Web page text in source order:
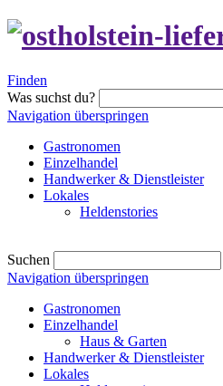
Finden
Was suchst du?
Navigation überspringen
Gastronomen
Einzelhandel
Handwerker & Dienstleister
Lokales
Heldenstories
Suchen
Navigation überspringen
Gastronomen
Einzelhandel
Haus & Garten
Handwerker & Dienstleister
Lokales